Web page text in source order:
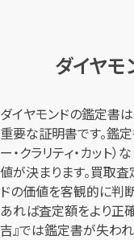
ダイヤモ
ダイヤモンドの鑑定書
重要な証明書です。鑑定
ー・クラリティ・カット
値が決まります。買取
ドの価値を客観的に判
あれば査定額をより正
吉』では鑑定書が失わ